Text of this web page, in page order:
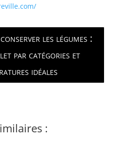
les légumes :
par catégories et
idéales
: